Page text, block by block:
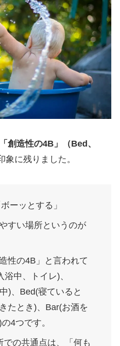
「創造性の4B」（Bed、
象に残りました。
ーッとする」
すい場所というのが
性の4B」と言われて
中、トイレ)、
)、Bed(寝ていると
たとき)、Bar(お酒を
4つです。
の共通点は、「何も